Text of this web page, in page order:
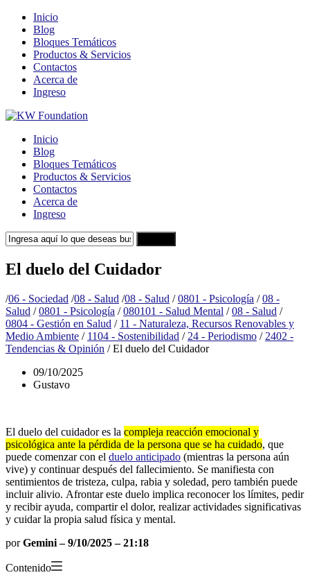
Inicio
Blog
Bloques Temáticos
Productos & Servicios
Contactos
Acerca de
Ingreso
Inicio
Blog
Bloques Temáticos
Productos & Servicios
Contactos
Acerca de
Ingreso
El duelo del Cuidador
/06 - Sociedad /08 - Salud /08 - Salud / 0801 - Psicología / 08 -
Salud / 0801 - Psicología / 080101 - Salud Mental / 08 - Salud /
0804 - Gestión en Salud / 11 - Naturaleza, Recursos Renovables y
Medio Ambiente / 1104 - Sostenibilidad / 24 - Periodismo / 2402 -
Tendencias & Opinión /El duelo del Cuidador
09/10/2025
Gustavo
El duelo del cuidador es la compleja reacción emocional y
psicológica ante la pérdida de la persona que se ha cuidado, que
puede comenzar con el duelo anticipado (mientras la persona aún
vive) y continuar después del fallecimiento. Se manifiesta con
sentimientos de tristeza, culpa, rabia y soledad, pero también puede
incluir alivio. Afrontar este duelo implica reconocer los límites, pedir
y recibir ayuda, compartir el dolor, realizar actividades significativas
y cuidar la propia salud física y mental.
porGemini – 9/10/2025 – 21:18
Contenido